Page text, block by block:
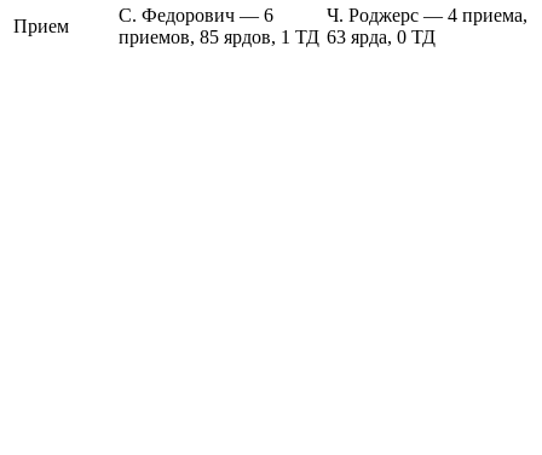
Прием
С. Федорович — 6
приемов, 85 ярдов, 1 ТД
Ч. Роджерс — 4 приема,
63 ярда, 0 ТД